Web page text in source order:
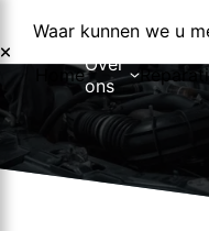
Waar kunnen we u
HomeOver
ons
Over ons
Nieuws